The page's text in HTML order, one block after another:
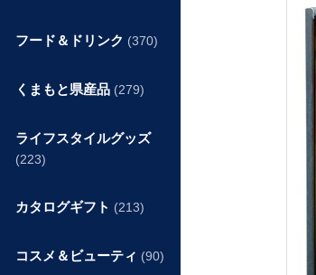
フード＆ドリンク (370)
くまもと県産品 (279)
ライフスタイルグッズ
(223)
カタログギフト (213)
コスメ＆ビューティ (90)